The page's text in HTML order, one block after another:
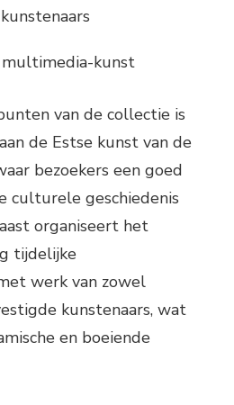
kunst
van de collectie is
de Estse kunst van de
bezoekers een goed
culturele geschiedenis
organiseert het
tijdelijke
werk van zowel
kunstenaars, wat
en boeiende